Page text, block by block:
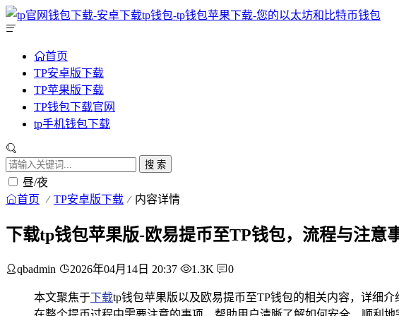
首页
TP安卓版下载
TP苹果版下载
TP钱包下载官网
tp手机钱包下载
搜 索
昼/夜
首页 TP安卓版下载 内容详情
下载tp钱包苹果版-欧易提币至TP钱包，流程与注意
qbadmin 2026年04月14日 20:37 1.3K 0
本文聚焦于下载tp钱包苹果版以及欧易提币至TP钱包的相关内容，详细